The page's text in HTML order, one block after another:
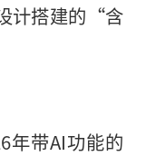
计搭建的“含
年带AI功能的